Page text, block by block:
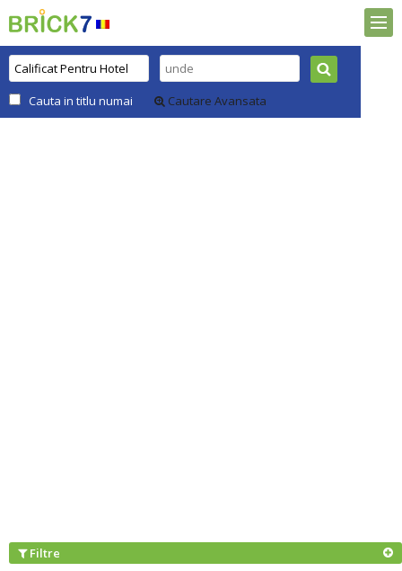
Cauta in titlu numai Cautare Avansata
Filtre